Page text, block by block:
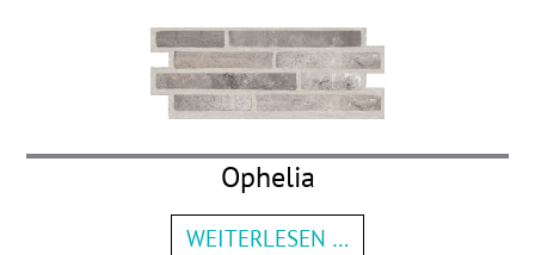
Ophelia
WEITERLESEN …